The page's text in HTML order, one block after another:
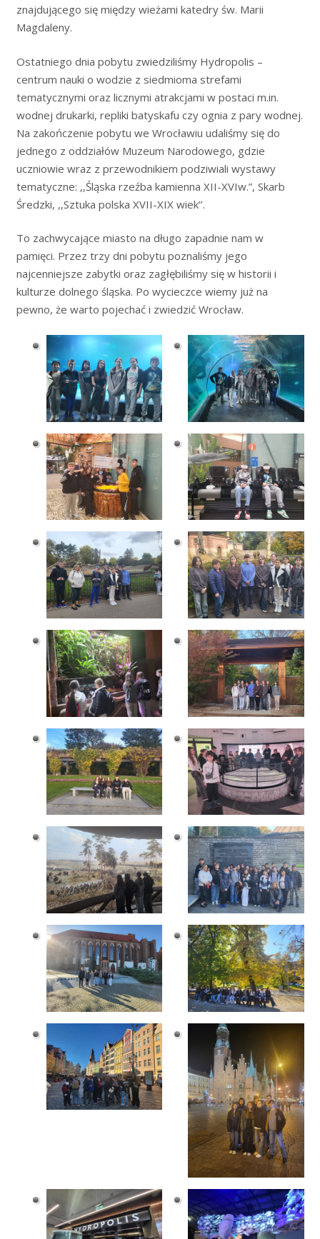
znajdującego się między wieżami katedry św. Marii
Magdaleny.
Ostatniego dnia pobytu zwiedziliśmy Hydropolis –
centrum nauki o wodzie z siedmioma strefami
tematycznymi oraz licznymi atrakcjami w postaci m.in.
wodnej drukarki, repliki batyskafu czy ognia z pary wodnej.
Na zakończenie pobytu we Wrocławiu udaliśmy się do
jednego z oddziałów Muzeum Narodowego, gdzie
uczniowie wraz z przewodnikiem podziwiali wystawy
tematyczne: ,,Śląska rzeźba kamienna XII-XVIw.”, Skarb
Średzki, ,,Sztuka polska XVII-XIX wiek’’.
To zachwycające miasto na długo zapadnie nam w
pamięci. Przez trzy dni pobytu poznaliśmy jego
najcenniejsze zabytki oraz zagłębiliśmy się w historii i
kulturze dolnego śląska. Po wycieczce wiemy już na
pewno, że warto pojechać i zwiedzić Wrocław.